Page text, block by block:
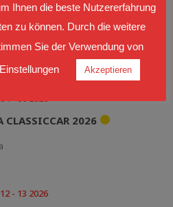
LANGEN BEI
bei Bregenz, Hub
- 06 2026
CLASSICCAR 2026
- 13 2026
Ihnen die beste Nutzererfahrung
zu können. Durch die weitere
Sie der Verwendung von
Akzeptieren